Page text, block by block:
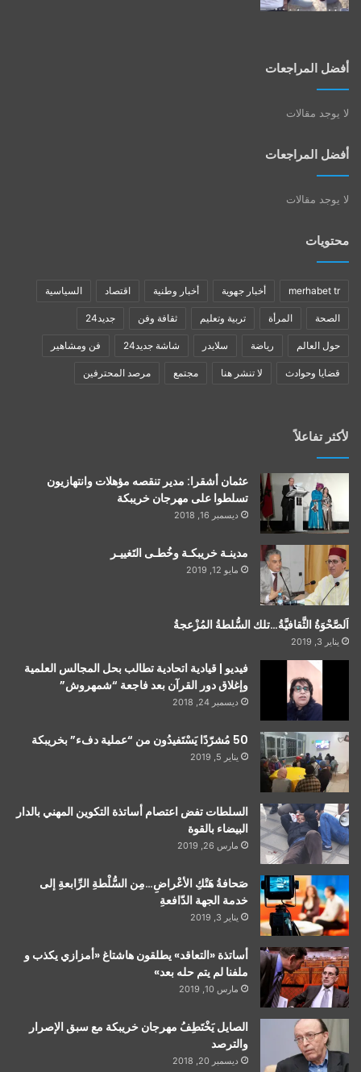
أفضل المراجعات
لا يوجد مقالات
أفضل المراجعات
لا يوجد مقالات
محتويات
merhabet tr أخبار جهوية أخبار وطنية اقتصاد السياسية
الصحة المرأة تربية وتعليم ثقافة وفن جديد24
حول العالم رياضة سلايدر شاشة جديد24 فن ومشاهير
قضايا وحوادث لا تنشر هنا مجتمع مرصد المحترفين
لأكثر تفاعلاً
عثمان أشقرا: مدير تنقصه مؤهلات وانتهازيون
تسلطوا على مهرجان خريبكة
ديسمبر 16, 2018
مدينـة خريبكـة وخُطـى التَغييـر
مايو 12, 2019
اَلصَّحْوَةُ الثَّقافيَّةُ…تلك السُّلطةُ المُزْعجةُ
يناير 3, 2019
فيديو | قيادية اتحادية تطالب بحل المجالس العلمية
وإغلاق دور القرآن بعد فاجعة “شمهروش”
ديسمبر 24, 2018
50 مُشرّدًا يَسْتَفيدُون من “عملية دفء” بخريبكة
يناير 5, 2019
السلطات تفض اعتصام أساتذة التكوين المهني بالدار
البيضاء بالقوة
مارس 26, 2019
صَحافةُ هَتْكِ الأعْراضِ…مِن السُّلْطةِ الرِّابعةِ إلى
خدمة الجهة الدّافعةِ
يناير 3, 2019
أساتذة «التعاقد» يطلقون هاشتاغ «أمزازي يكذب و
ملفنا لم يتم حله بعد»
مارس 10, 2019
الصايل يَخْتَطِفُ مهرجان خريبكة مع سبق الإصرار
والترصد
ديسمبر 20, 2018